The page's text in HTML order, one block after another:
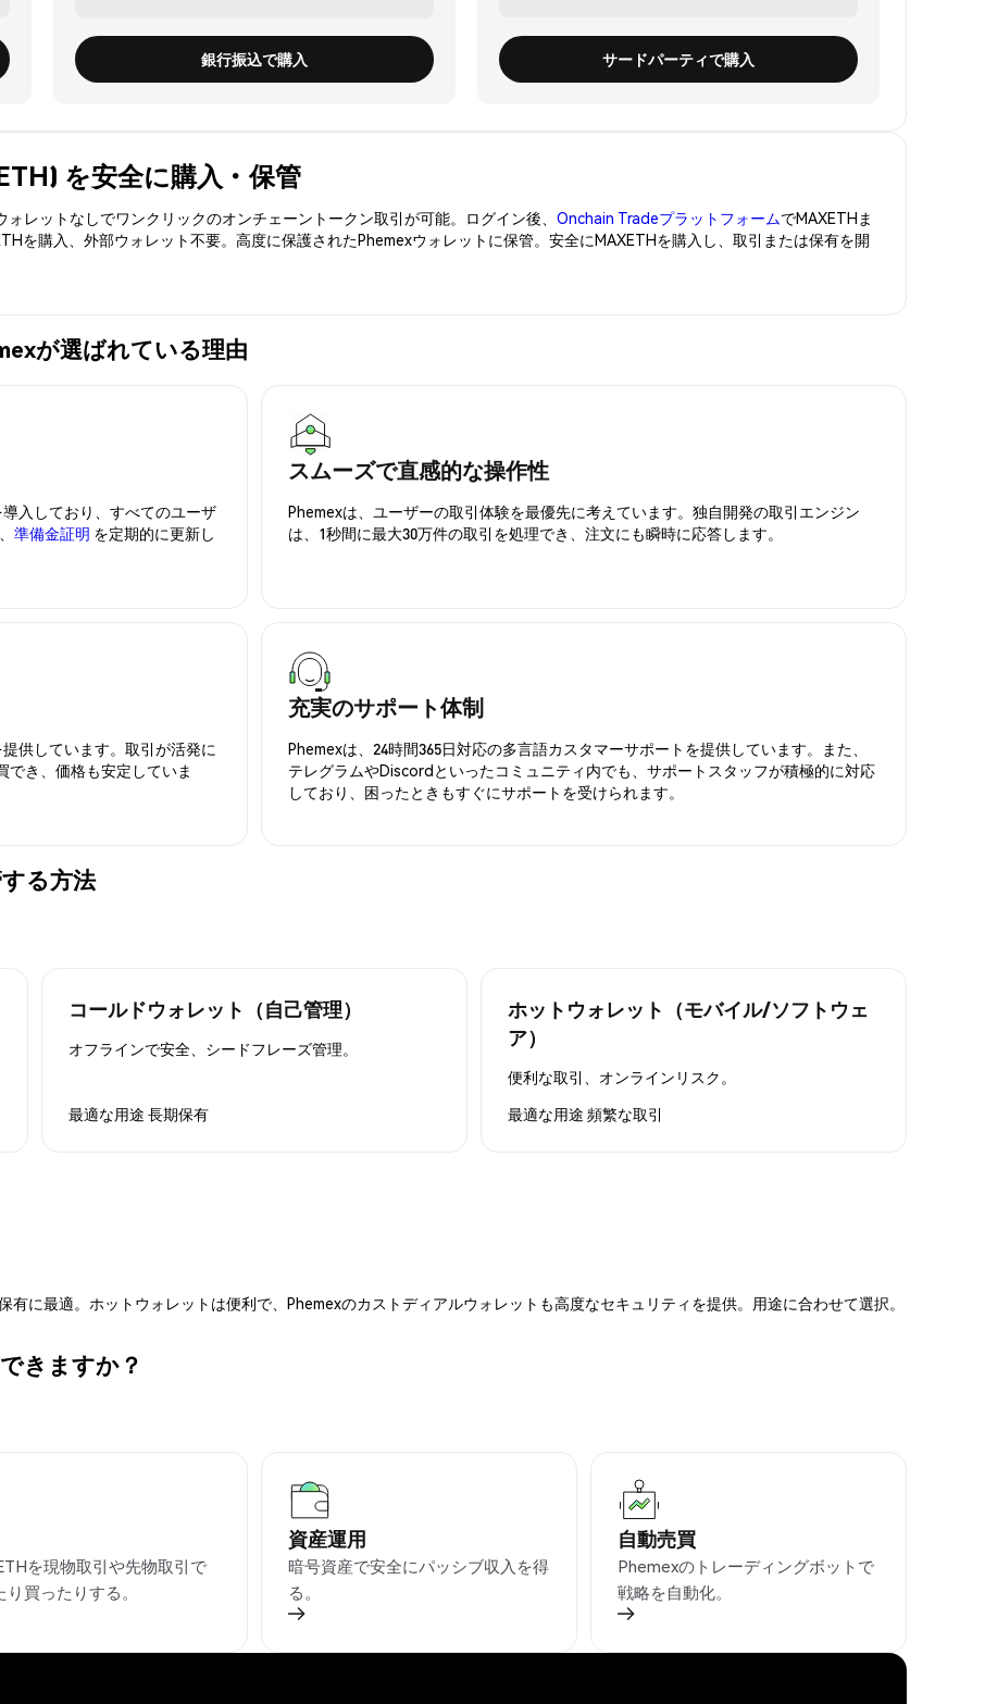
銀行振込で購入 サードパーティで購入
を安全に購入・保管
ォレットなしでワンクリックのオンチェーントークン取引が可能。ログイン後、 Onchain TradeプラットフォームでMAXETHま
を購入、外部ウォレット不要。高度に保護されたPhemexウォレットに保管。安全にMAXETHを購入し、取引または保有を開
が選ばれている理由
入しており、すべてのユーザ
準備金証明 を定期的に更新し
スムーズで直感的な操作性
Phemexは、ユーザーの取引体験を最優先に考えています。独自開発の取引エンジン
は、1秒間に最大30万件の取引を処理でき、注文にも瞬時に応答します。
供しています。取引が活発に
でき、価格も安定していま
充実のサポート体制
Phemexは、24時間365日対応の多言語カスタマーサポートを提供しています。また、
テレグラムやDiscordといったコミュニティ内でも、サポートスタッフが積極的に対応
しており、困ったときもすぐにサポートを受けられます。
る方法
コールドウォレット（自己管理）
オフラインで安全、シードフレーズ管理。
最適な用途 長期保有
ホットウォレット（モバイル/ソフトウェ
ア）
便利な取引、オンラインリスク。
最適な用途 頻繁な取引
に最適。ホットウォレットは便利で、Phemexのカストディアルウォレットも高度なセキュリティを提供。用途に合わせて選択。
きますか？
を現物取引や先物取引で
り買ったりする。
資産運用
暗号資産で安全にパッシブ収入を得
る。
自動売買
Phemexのトレーディングボットで
戦略を自動化。